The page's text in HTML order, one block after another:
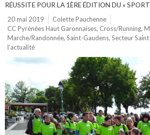
RÉUSSITE POUR LA 1ÈRE ÉDITION DU «
20 mai 2019
Colette Pauchenne
CC Pyrénées Haut Garonnaises, Cross/Running,
Marche/Randonnée, Saint-Gaudens, Secteur
l'actualité